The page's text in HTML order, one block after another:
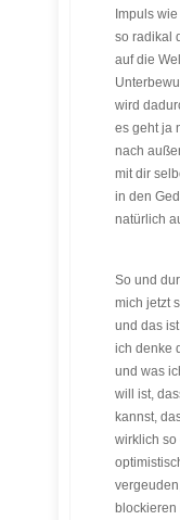
Impuls
so radikal
auf die
wird
es geht ja
nach
mit dir
in den
natürlich
So und
mich jetzt
und das
ich denke
und was
will ist,
kannst,
wirklich so
blockieren